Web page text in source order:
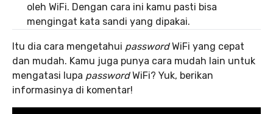
oleh WiFi. Dengan cara ini kamu pasti bisa
mengingat kata sandi yang dipakai.
Itu dia cara mengetahui passwordWiFi yang cepat
dan mudah. Kamu juga punya cara mudah lain untuk
mengatasi lupa passwordWiFi? Yuk, berikan
informasinya di komentar!